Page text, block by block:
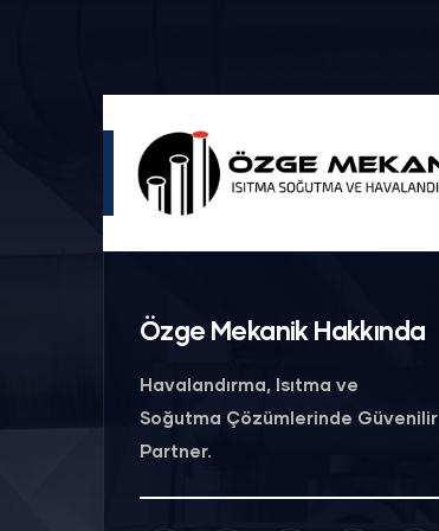
Özge Mekanik Hakkında
Havalandırma, Isıtma ve
Soğutma Çözümlerinde Güvenilir
Partner.